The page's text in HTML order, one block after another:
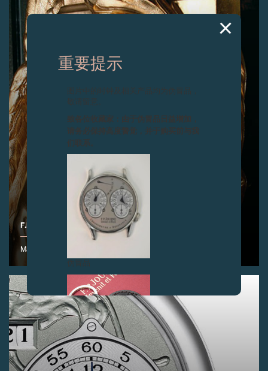
F.P.JOURNE日内瓦制表厂全新展示空间揭幕
Manufacture F.P.Journe - 17 rue de l'Arquebuse - 1204 Genève
重要提示
图片中的时钟及相关产品均为伪冒品，
致各位收藏家：由于伪冒品日益增加，
请务必保持高度警觉，并于购买前与我
们联系。